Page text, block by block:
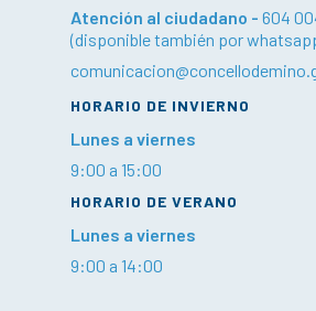
Atención al ciudadano - 604
(disponible también por
HORARIO DE INVIERNO
Lunes a viernes
9:00 a 15:00
HORARIO DE VERANO
Lunes a viernes
9:00 a 14:00